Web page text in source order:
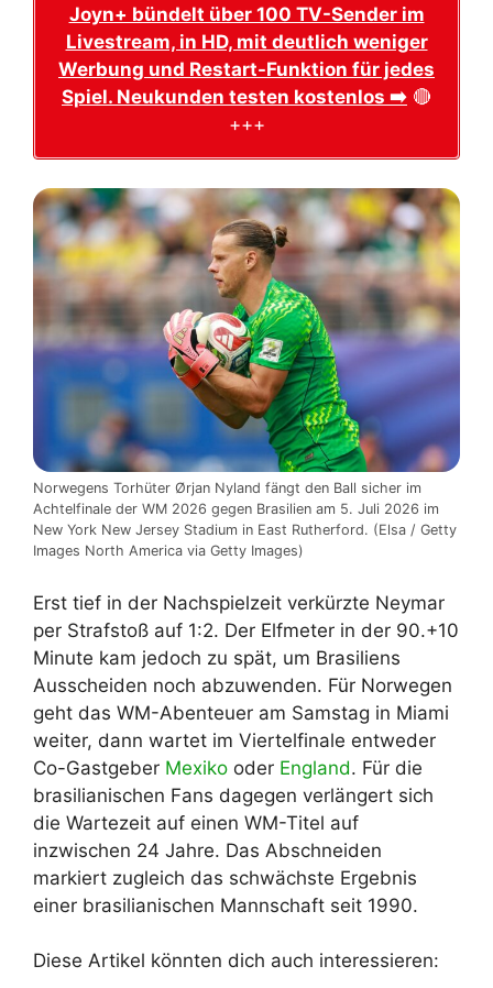
Joyn+ bündelt über 100 TV-Sender im
Livestream, in HD, mit deutlich weniger
Werbung und Restart-Funktion für jedes
Spiel. Neukunden testen kostenlos ➡️ 🔴
+++
Norwegens Torhüter Ørjan Nyland fängt den Ball sicher im
Achtelfinale der WM 2026 gegen Brasilien am 5. Juli 2026 im
New York New Jersey Stadium in East Rutherford. (Elsa / Getty
Images North America via Getty Images)
Erst tief in der Nachspielzeit verkürzte Neymar
per Strafstoß auf 1:2. Der Elfmeter in der 90.+10
Minute kam jedoch zu spät, um Brasiliens
Ausscheiden noch abzuwenden. Für Norwegen
geht das WM-Abenteuer am Samstag in Miami
weiter, dann wartet im Viertelfinale entweder
Co-Gastgeber Mexiko oder England. Für die
brasilianischen Fans dagegen verlängert sich
die Wartezeit auf einen WM-Titel auf
inzwischen 24 Jahre. Das Abschneiden
markiert zugleich das schwächste Ergebnis
einer brasilianischen Mannschaft seit 1990.
Diese Artikel könnten dich auch interessieren: